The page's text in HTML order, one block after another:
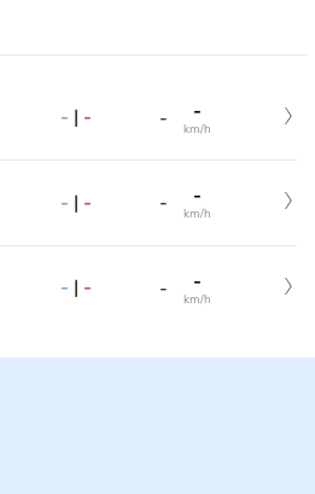
- | - - -
km/h
- | - - -
km/h
- | - - -
km/h